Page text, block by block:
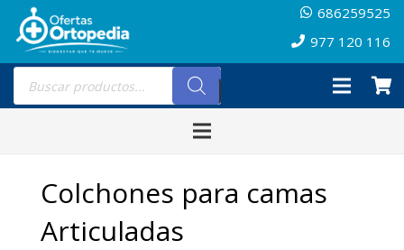
686259525
977 120 116
Búsqueda
productos
Colchones para camas
Articuladas